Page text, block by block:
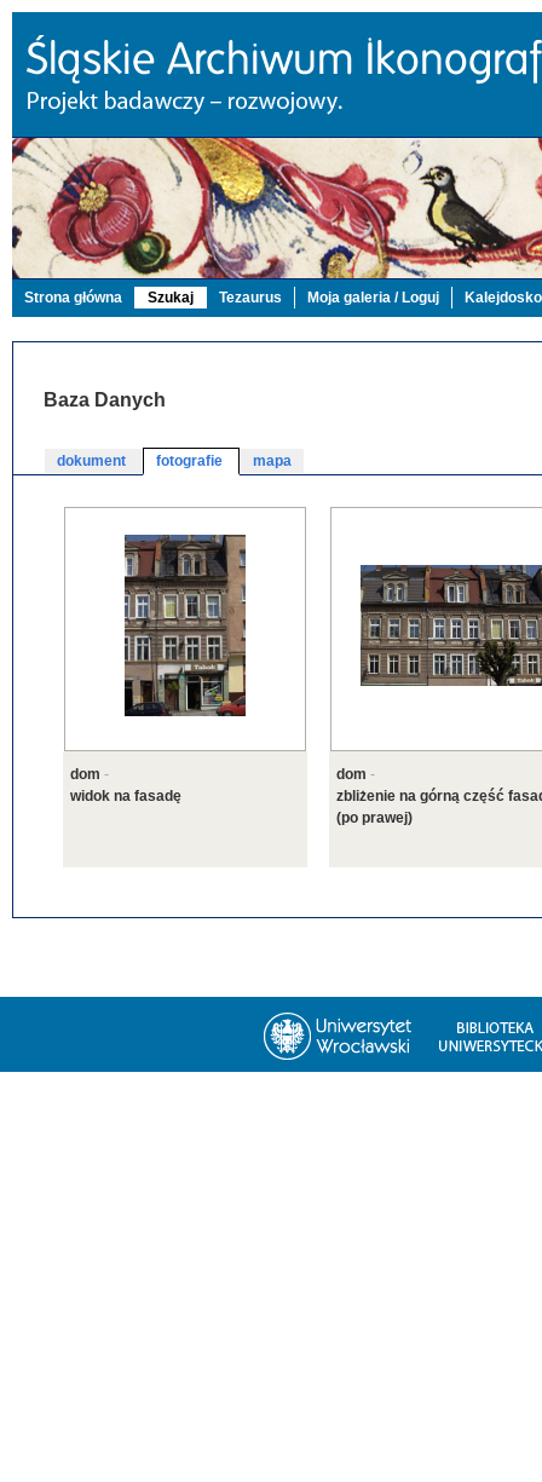
Strona główna Szukaj Tezaurus Moja galeria / Loguj
Baza Danych
dokument fotografie mapa
dom -
widok na fasadę
dom -
zbliżenie na górną część
(po prawej)